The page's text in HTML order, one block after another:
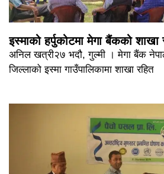
इस्माको हर्पुकोटमा मेगा बैंकको
अनिल खत्री२७ भदौ, गुल्मी । मेगा बैंक
जिल्लाको इस्मा गाउँपालिकामा शाखा रहित